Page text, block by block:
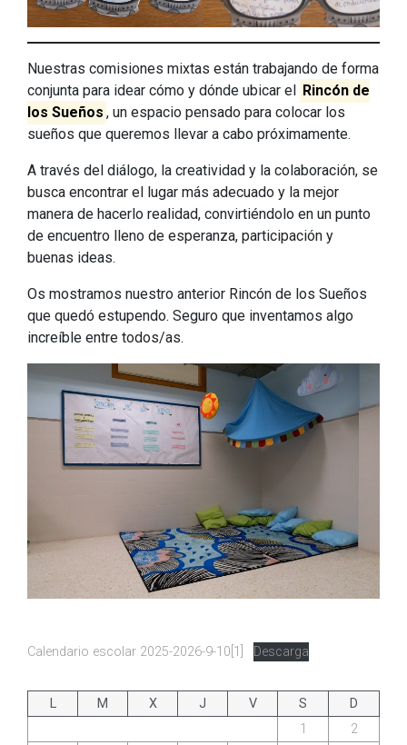
Nuestras comisiones mixtas están trabajando de forma
conjunta para idear cómo y dónde ubicar el
Rincón de
los Sueños , un espacio pensado para colocar los
sueños que queremos llevar a cabo próximamente.
A través del diálogo, la creatividad y la colaboración, se
busca encontrar el lugar más adecuado y la mejor
manera de hacerlo realidad, convirtiéndolo en un punto
de encuentro lleno de esperanza, participación y
buenas ideas.
Os mostramos nuestro anterior Rincón de los Sueños
que quedó estupendo. Seguro que inventamos algo
increíble entre todos/as.
Calendario escolar 2025-2026-9-10[1] Descarga
L M X J V S
D
1
2